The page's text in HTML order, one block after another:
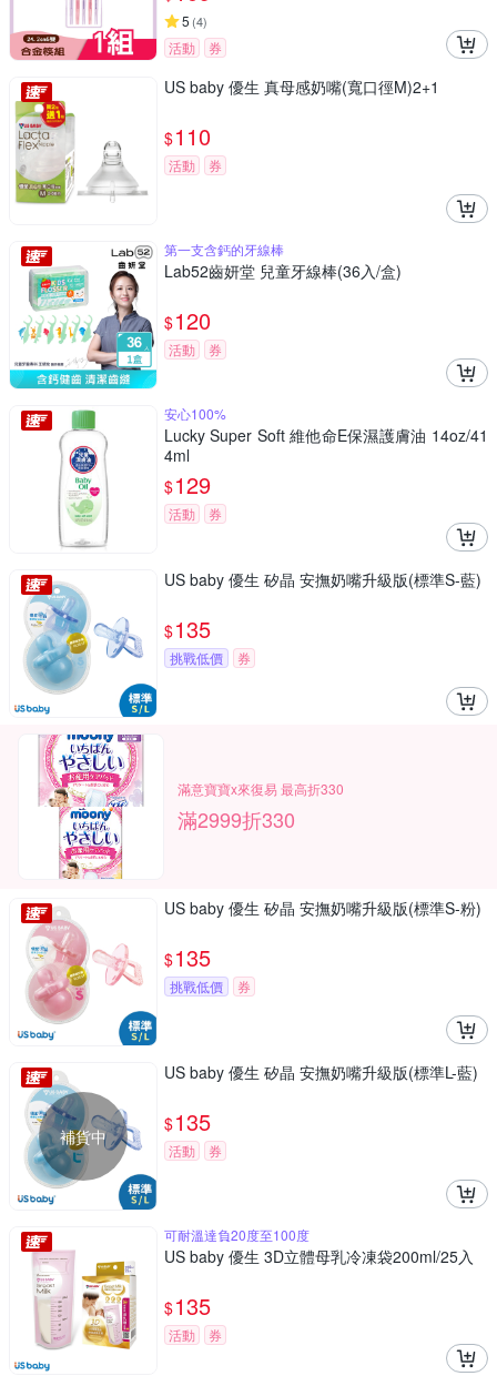
5 (4)
活動 券
US baby 優生 真母感奶嘴(寬口徑M)2+1
$110
活動 券
第一支含鈣的牙線棒
Lab52齒妍堂 兒童牙線棒(36入/盒)
$120
活動 券
安心100%
Lucky Super Soft 維他命E保濕護膚油 14oz/41
4ml
$129
活動 券
US baby 優生 矽晶 安撫奶嘴升級版(標準S-藍)
$135
挑戰低價 券
滿意寶寶x來復易 最高折330
滿2999折330
US baby 優生 矽晶 安撫奶嘴升級版(標準S-粉)
$135
挑戰低價 券
補貨中
US baby 優生 矽晶 安撫奶嘴升級版(標準L-藍)
$135
活動 券
可耐溫達負20度至100度
US baby 優生 3D立體母乳冷凍袋200ml/25入
$135
活動 券